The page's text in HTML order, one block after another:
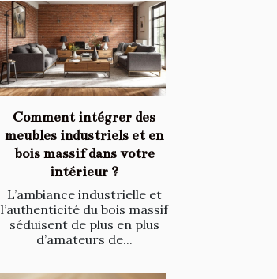
Comment intégrer des
meubles industriels et en
bois massif dans votre
intérieur ?
L’ambiance industrielle et
l’authenticité du bois massif
séduisent de plus en plus
d’amateurs de...